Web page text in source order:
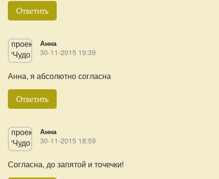
Ответить
Анна
30-11-2015 19:39
Анна, я абсолютно согласна
Ответить
Анна
30-11-2015 18:59
Согласна, до запятой и точечки!